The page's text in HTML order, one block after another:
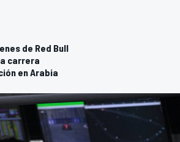
de Red Bull
carrera
en Arabia